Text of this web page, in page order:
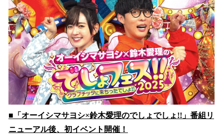
数
を
読
み
込
み
中
で
す
■「オーイシマサヨシ×鈴木愛理のでしょでしょ!!」番組リ
ニューアル後、初イベント開催！